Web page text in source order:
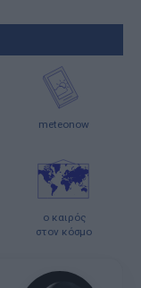
meteonow
ο καιρός
στον κόσμο